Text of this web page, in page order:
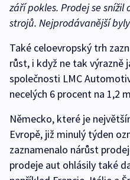
září pokles. Prodej se
strojů. Nejprodávanější
Také celoevropský trh
růst, i když ne tak výrazně
společnosti LMC
necelých 6 procent na 1,2
Německo, které je
Evropě, již minulý týden
zaznamenalo nárůst
prodeje aut ohlásily také